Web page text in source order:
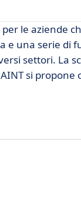
le aziende
e una serie di
settori. La
si